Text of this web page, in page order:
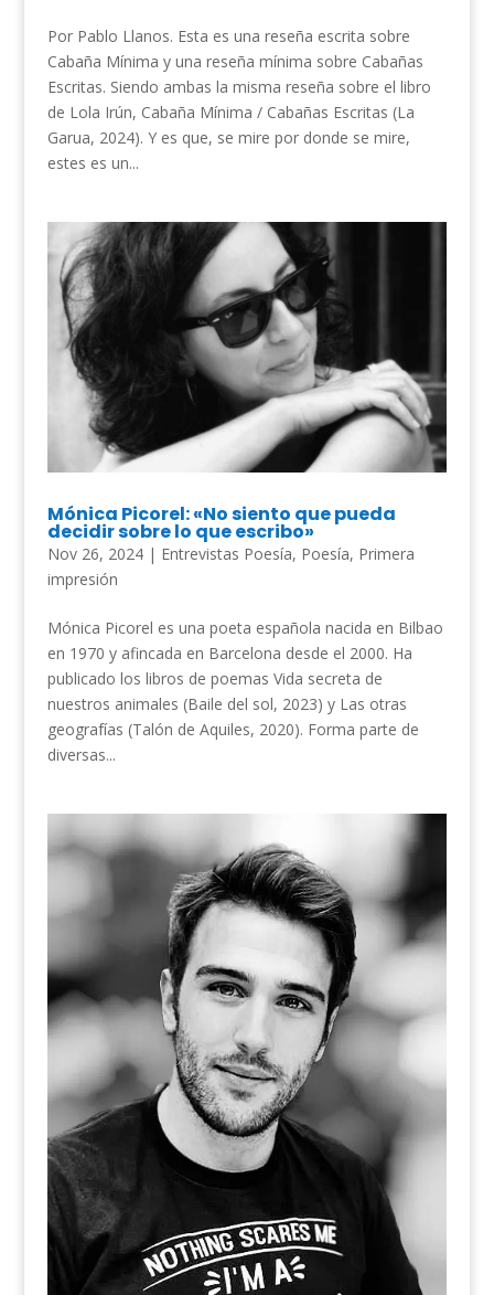
Por Pablo Llanos. Esta es una reseña escrita sobre
Cabaña Mínima y una reseña mínima sobre Cabañas
Escritas. Siendo ambas la misma reseña sobre el libro
de Lola Irún, Cabaña Mínima / Cabañas Escritas (La
Garua, 2024). Y es que, se mire por donde se mire,
estes es un...
Mónica Picorel: «No siento que pueda
decidir sobre lo que escribo»
Nov 26, 2024| Entrevistas Poesía, Poesía, Primera
impresión
Mónica Picorel es una poeta española nacida en Bilbao
en 1970 y afincada en Barcelona desde el 2000. Ha
publicado los libros de poemas Vida secreta de
nuestros animales (Baile del sol, 2023) y Las otras
geografías (Talón de Aquiles, 2020). Forma parte de
diversas...